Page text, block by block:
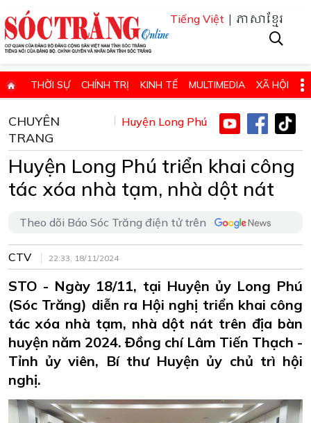
Tiếng Việt | ភាសាខ្មែរ
THỜI SỰ CHÍNH TRỊ KINH TẾ MULTIMEDIA XÃ HỘI
GIÁO DỤC - KHOA HỌC & CÔNG NGHỆ
QUỐC PHÒNG - AN NINH SỨC KHỎE VÀ ĐỜI SỐNG
VĂN HÓA - THỂ THAO - DU LỊCH CHUYÊN ĐỀ
ĐIỂM BÁO - TIN VẮN ĐỊA PHƯƠNG THÔNG TIN CẦN BIẾT
THÔNG BÁO - QUẢNG CÁO CHUYÊN TRANG
HỌC TẬP VÀ LÀM THEO TƯ TƯỞNG, ĐẠO ĐỨC, PHONG CÁCH HỒ
ĐẶT BÁO GIẤY ONLINE
CHUYÊN
TRANG
Huyện Long Phú
Huyện Long Phú triển khai công
tác xóa nhà tạm, nhà dột nát
Theo dõi Báo Sóc Trăng điện tử trên
CTV 22:33, 18/11/2024
STO - Ngày 18/11, tại Huyện ủy Long Phú
(Sóc Trăng) diễn ra Hội nghị triển khai công
tác xóa nhà tạm, nhà dột nát trên địa bàn
huyện năm 2024. Đồng chí Lâm Tiến Thạch -
Tỉnh ủy viên, Bí thư Huyện ủy chủ trì hội
nghị.